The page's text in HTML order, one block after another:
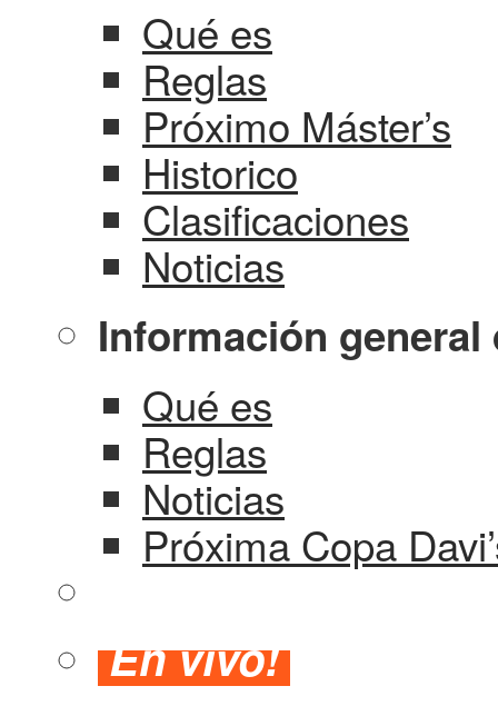
Qué es
Reglas
Próximo Máster’s
Historico
Clasificaciones
Noticias
Información general
Qué es
Reglas
Noticias
Próxima Copa
En vivo!